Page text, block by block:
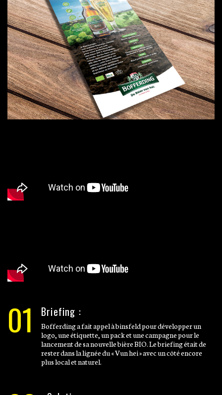
01 Briefing :
Bofferding a fait appel à binsfeld pour développer un
logo, une étiquette, un pack et une campagne pour le
lancement de sa nouvelle bière BIO. Le briefing était de
rester dans la lignée du « Vun hei » avec un côté encore
plus local et naturel.